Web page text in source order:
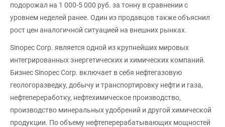
подорожал на 1 000-5 000 руб. за тонну в сравнении с
уровнем неделей ранее. Один из продавцов также объяснил
рост цен аналогичной ситуацией на внешних рынках.
Sinopec Corp. является одной из крупнейших мировых
интегрированных энергетических и химических компаний.
Бизнес Sinopec Corp. включает в себя нефтегазовую
геологоразведку, добычу и транспортировку нефти и газа,
нефтепереработку, нефтехимическое производство,
производство минеральных удобрений и другой химической
продукции. По объему нефтеперерабатывающих мощностей